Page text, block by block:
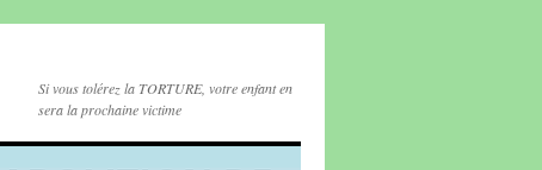
Si vous tolérez la TORTURE, votre enfant en
sera la prochaine victime